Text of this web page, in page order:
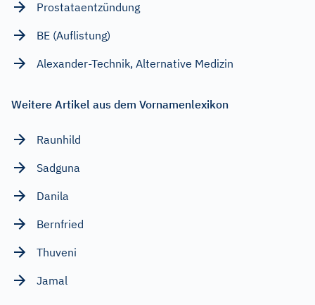
Prostataentzündung
BE (Auflistung)
Alexander-Technik, Alternative Medizin
Weitere Artikel aus dem Vornamenlexikon
Raunhild
Sadguna
Danila
Bernfried
Thuveni
Jamal